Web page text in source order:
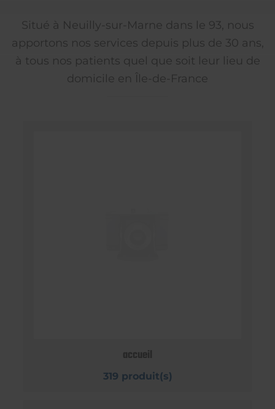
Situé à Neuilly-sur-Marne dans le 93, nous
apportons nos services depuis plus de 30 ans,
à tous nos patients quel que soit leur lieu de
domicile en Île-de-France
accueil
319 produit(s)